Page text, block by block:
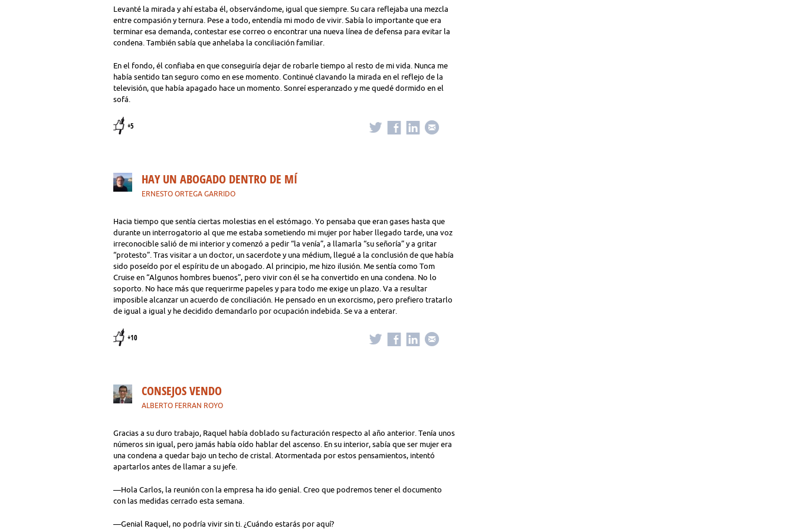
Levanté la mirada y ahí estaba él, observándome, igual que siempre. Su cara reflejaba una mezcla
entre compasión y ternura. Pese a todo, entendía mi modo de vivir. Sabía lo importante que era
terminar esa demanda, contestar ese correo o encontrar una nueva línea de defensa para evitar la
condena. También sabía que anhelaba la conciliación familiar.
En el fondo, él confiaba en que conseguiría dejar de robarle tiempo al resto de mi vida. Nunca me
había sentido tan seguro como en ese momento. Continué clavando la mirada en el reflejo de la
televisión, que había apagado hace un momento. Sonreí esperanzado y me quedé dormido en el
sofá.
+5
HAY UN ABOGADO DENTRO DE MÍ
ERNESTO ORTEGA GARRIDO
Hacia tiempo que sentía ciertas molestias en el estómago. Yo pensaba que eran gases hasta que
durante un interrogatorio al que me estaba sometiendo mi mujer por haber llegado tarde, una voz
irreconocible salió de mi interior y comenzó a pedir “la venía”, a llamarla “su señoría” y a gritar
“protesto”. Tras visitar a un doctor, un sacerdote y una médium, llegué a la conclusión de que había
sido poseído por el espíritu de un abogado. Al principio, me hizo ilusión. Me sentía como Tom
Cruise en “Algunos hombres buenos”, pero vivir con él se ha convertido en una condena. No lo
soporto. No hace más que requerirme papeles y para todo me exige un plazo. Va a resultar
imposible alcanzar un acuerdo de conciliación. He pensado en un exorcismo, pero prefiero tratarlo
de igual a igual y he decidido demandarlo por ocupación indebida. Se va a enterar.
+10
CONSEJOS VENDO
ALBERTO FERRAN ROYO
Gracias a su duro trabajo, Raquel había doblado su facturación respecto al año anterior. Tenía unos
números sin igual, pero jamás había oído hablar del ascenso. En su interior, sabía que ser mujer era
una condena a quedar bajo un techo de cristal. Atormentada por estos pensamientos, intentó
apartarlos antes de llamar a su jefe.
—Hola Carlos, la reunión con la empresa ha ido genial. Creo que podremos tener el documento
con las medidas cerrado esta semana.
—Genial Raquel, no podría vivir sin ti. ¿Cuándo estarás por aquí?